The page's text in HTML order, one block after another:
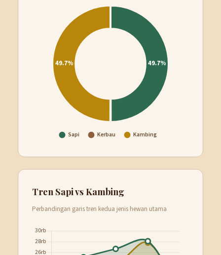
Tren Sapi vs Kambing
Perbandingan garis tren kedua jenis hewan utama